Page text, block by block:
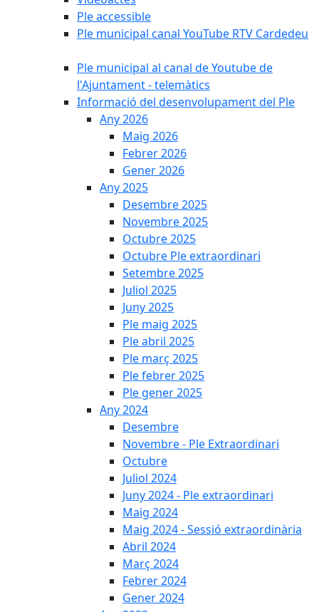
Ple accessible
Ple municipal canal YouTube RTV Cardedeu
Ple municipal al canal de Youtube de
l'Ajuntament - telemàtics
Informació del desenvolupament del Ple
Any 2026
Maig 2026
Febrer 2026
Gener 2026
Any 2025
Desembre 2025
Novembre 2025
Octubre 2025
Octubre Ple extraordinari
Setembre 2025
Juliol 2025
Juny 2025
Ple maig 2025
Ple abril 2025
Ple març 2025
Ple febrer 2025
Ple gener 2025
Any 2024
Desembre
Novembre - Ple Extraordinari
Octubre
Juliol 2024
Juny 2024 - Ple extraordinari
Maig 2024
Maig 2024 - Sessió extraordinària
Abril 2024
Març 2024
Febrer 2024
Gener 2024